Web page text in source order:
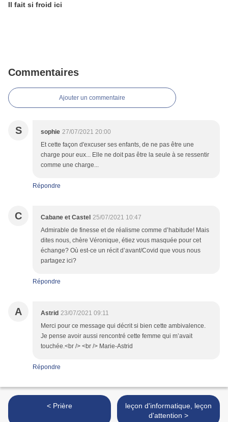
Il fait si froid ici
Commentaires
Ajouter un commentaire
S sophie 27/07/2021 20:00
Et cette façon d'excuser ses enfants, de ne pas être une
charge pour eux... Elle ne doit pas être la seule à se ressentir
comme une charge...
Répondre
C Cabane et Castel 25/07/2021 10:47
Admirable de finesse et de réalisme comme d’habitude! Mais
dites nous, chère Véronique, étiez vous masquée pour cet
échange? Où est-ce un récit d’avant/Covid que vous nous
partagez ici?
Répondre
A Astrid 23/07/2021 09:11
Merci pour ce message qui décrit si bien cette ambivalence.
Je pense avoir aussi rencontré cette femme qui m’avait
touchée.<br /> <br /> Marie-Astrid
Répondre
< Prière
leçon d'informatique, leçon
d'attention >